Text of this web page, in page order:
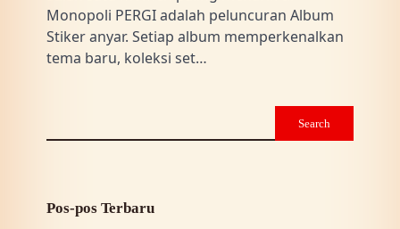
Monopoli PERGI adalah peluncuran Album
Stiker anyar. Setiap album memperkenalkan
tema baru, koleksi set…
Search
Pos-pos Terbaru